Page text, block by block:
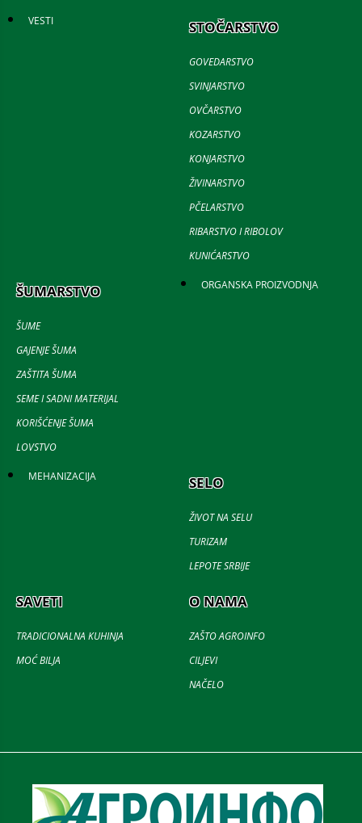
VESTI STOČARSTVO
GOVEDARSTVO
SVINJARSTVO
OVČARSTVO
KOZARSTVO
KONJARSTVO
ŽIVINARSTVO
PČELARSTVO
RIBARSTVO I RIBOLOV
KUNIĆARSTVO
ŠUMARSTVO
ŠUME
GAJENJE ŠUMA
ZAŠTITA ŠUMA
SEME I SADNI MATERIJAL
KORIŠĆENJE ŠUMA
LOVSTVO
ORGANSKA PROIZVODNJA
MEHANIZACIJA SELO
ŽIVOT NA SELU
TURIZAM
LEPOTE SRBIJE
SAVETI
TRADICIONALNA KUHINJA
MOĆ BILJA
O NAMA
ZAŠTO AGROINFO
CILJEVI
NAČELO